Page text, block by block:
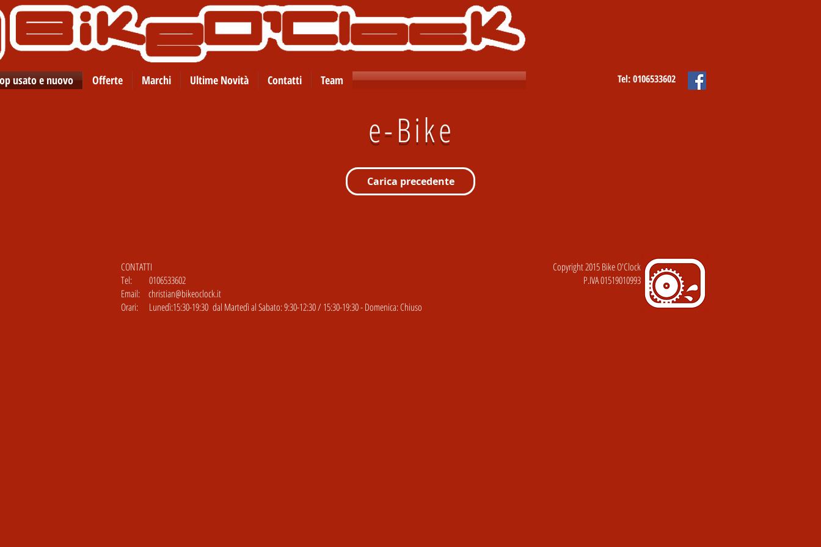
usato e nuovo Offerte Marchi Ultime Novità Contatti Team Tel: 0106533602
e-Bike
Carica precedente
Copyright 2015 Bike O'Clock
P.IVA 01519010993
CONTATTI
Tel: 0106533602
Email: christian@bikeoclock.it
Orari: Lunedì:15:30-19:30 dal Martedì al Sabato: 9:30-12:30 / 15:30-19:30 - Domenica: Chiuso